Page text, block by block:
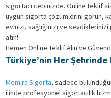
sigortacı cebinizde. Online teklif
uygun sigorta çözümlerini görün,
evinizi, sağlığınızı ve
atın!
Hemen Online Teklif Alın ve
Türkiye’nin Her
Memira Sigorta, sadece
ilinde profesyonel sigortacılık